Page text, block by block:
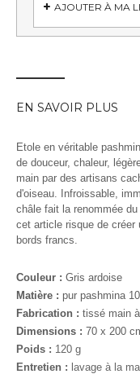
AJOUTER À MA
EN SAVOIR PLUS
Etole en véritable
de douceur, chaleur,
main par des artisans
d'oiseau. Infroissable,
châle fait la renommée
cet article risque de créer
bords francs.
Couleur : Gris ardoise
Matière : pur pashmina
Fabrication : tissé main
Dimensions : 70 x 200
Poids : 120 g
Entretien : lavage à la